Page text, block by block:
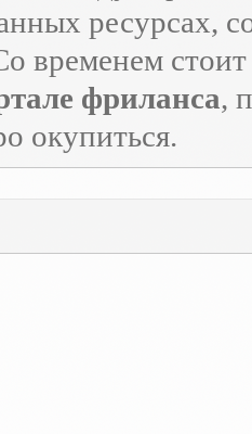
ресурсах,
временем
фриланса,
окупиться.